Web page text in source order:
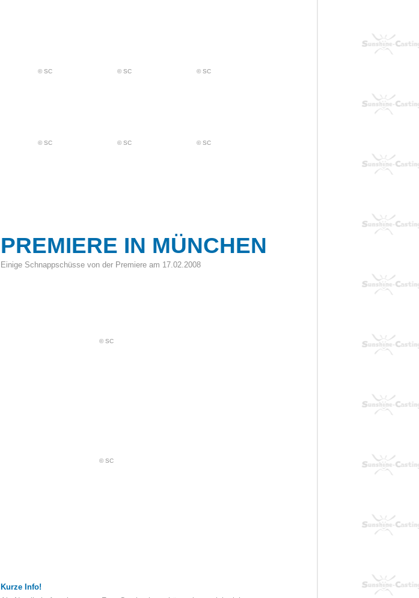
© SC © SC © SC
© SC © SC © SC
PREMIERE IN MÜNCHEN
Einige Schnappschüsse von der Premiere am 17.02.2008
© SC
© SC
Kurze Info!